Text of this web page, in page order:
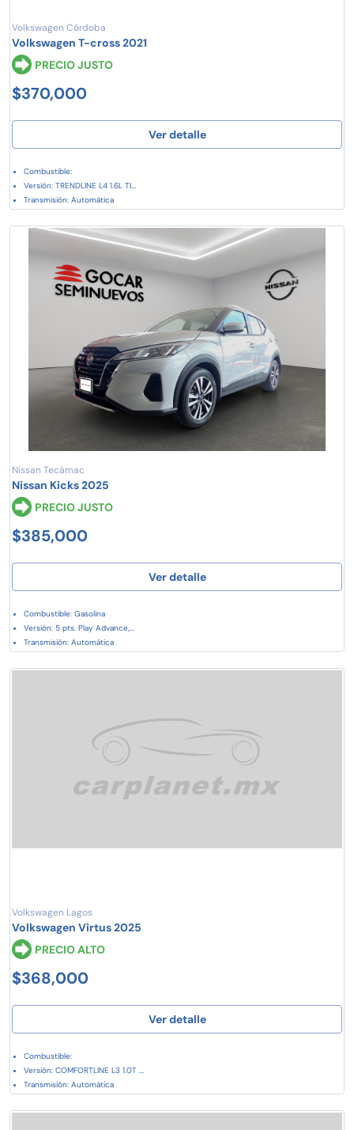
Volkswagen Córdoba
Volkswagen T-cross 2021
PRECIO JUSTO
$370,000
Ver detalle
Combustible:
Versión: TRENDLINE L4 1.6L TI...
Transmisión: Automática
Nissan Tecámac
Nissan Kicks 2025
PRECIO JUSTO
$385,000
Ver detalle
Combustible: Gasolina
Versión: 5 pts. Play Advance,...
Transmisión: Automática
Volkswagen Lagos
Volkswagen Virtus 2025
PRECIO ALTO
$368,000
Ver detalle
Combustible:
Versión: COMFORTLINE L3 1.0T ...
Transmisión: Automática